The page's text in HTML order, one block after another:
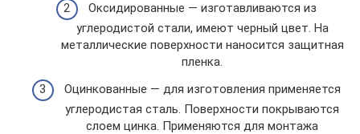
Оксидированные — изготавливаются из
углеродистой стали, имеют черный цвет. На
металлические поверхности наносится защитная
пленка.
Оцинкованные — для изготовления применяется
углеродистая сталь. Поверхности покрываются
слоем цинка. Применяются для монтажа